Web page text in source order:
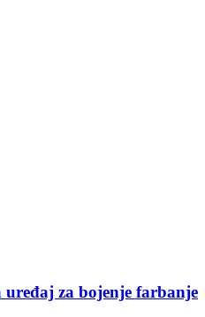
za bojenje farbanje